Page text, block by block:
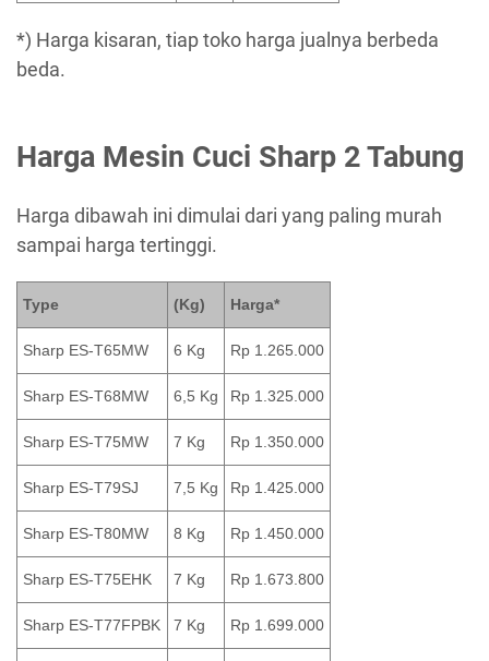
*) Harga kisaran, tiap toko harga jualnya berbeda
beda.
Harga Mesin Cuci Sharp 2 Tabung
Harga dibawah ini dimulai dari yang paling murah
sampai harga tertinggi.
Type (Kg) Harga*
Sharp ES-T65MW 6 Kg Rp 1.265.000
Sharp ES-T68MW 6,5 Kg Rp 1.325.000
Sharp ES-T75MW 7 Kg Rp 1.350.000
Sharp ES-T79SJ 7,5 Kg Rp 1.425.000
Sharp ES-T80MW 8 Kg Rp 1.450.000
Sharp ES-T75EHK 7 Kg Rp 1.673.800
Sharp ES-T77FPBK 7 Kg Rp 1.699.000